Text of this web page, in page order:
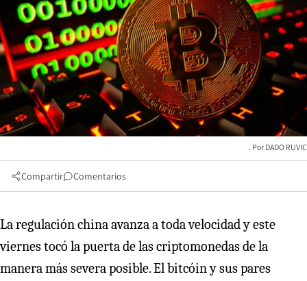
DADO RUVIC
Compartir Comentarios
La regulación china avanza a toda velocidad y este
viernes tocó la puerta de las criptomonedas de la
manera más severa posible. El bitcóin y sus pares